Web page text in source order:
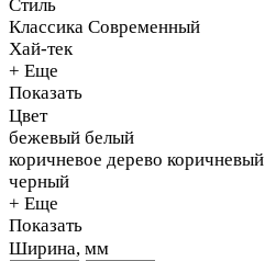
Стиль
Классика Современный
Хай-тек
+ Еще
Показать
Цвет
бежевый белый
коричневое дерево коричневый
черный
+ Еще
Показать
Ширина, мм